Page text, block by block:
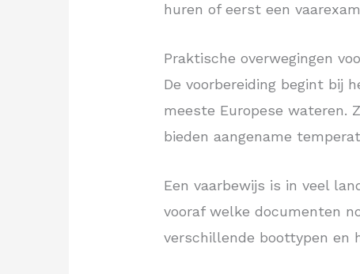
huren of eerst een
Praktische overwegingen
De voorbereiding begint bij
meeste Europese wateren.
bieden aangename
Een vaarbewijs is in veel
vooraf welke documenten
verschillende boottypen en